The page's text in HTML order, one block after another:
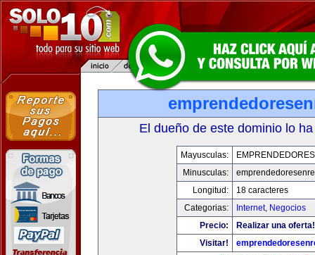
El dueño de este dominio lo
Mayusculas:
Minusculas:
Longitud:
18 caracteres
Categorias:
Internet, Negocios
Precio:
Realizar una oferta!
Visitar!